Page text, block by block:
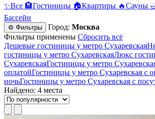
✨Все 🏨Гостиницы 🏠Квартиры 🔥Сауны
Бассейн
⚙ Фильтры Город: Москва
Фильтры применены Сбросить всё
Дешевые гостиницы у метро Сухаревская
гостиницы у метро СухаревскаяЛюкс
СухаревскаяГостиницы у метро
оплатойГостиницы у метро Сухаревская с
ночьГостиницы у метро Сухаревская c
Найдено: 4 места